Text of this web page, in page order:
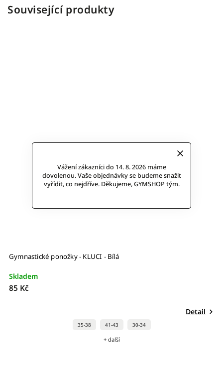
Vážení zákazníci do 14. 8. 2026 máme
dovolenou. Vaše objednávky se budeme snažit
vyřídit, co nejdříve. Děkujeme, GYMSHOP tým.
Související produkty
Gymnastické ponožky - KLUCI - Bílá
Skladem
85 Kč
Detail
35-38 41-43 30-34
+ další